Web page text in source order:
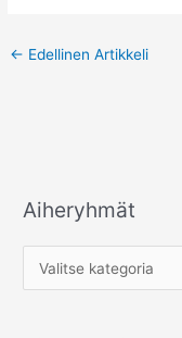
← Edellinen Artikkeli
Aiheryhmät